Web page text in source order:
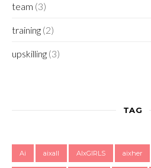
team (3)
training (2)
upskilling (3)
TAG
Ai aixall AIxGIRLS aixher